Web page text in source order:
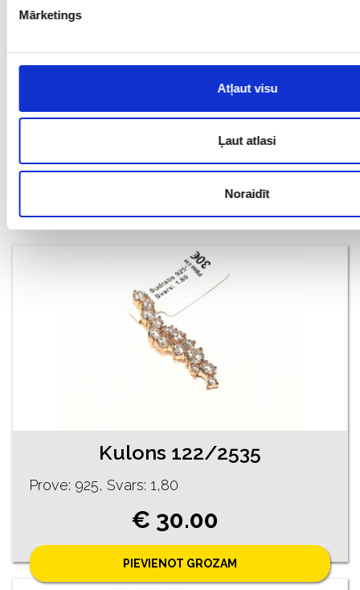
Mārketings
Atļaut visu
Ļaut atlasi
Noraidīt
Kulons 16/1155
€ 30.00
Kulons 122/2535
Prove: 925, Svars: 1,80
€ 30.00
PIEVIENOT GROZAM